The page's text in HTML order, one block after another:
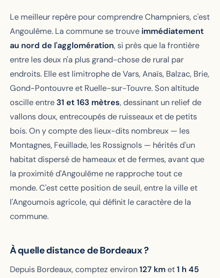
Le meilleur repère pour comprendre Champniers, c'est
Angoulême. La commune se trouve immédiatement
au nord de l'agglomération, si près que la frontière
entre les deux n'a plus grand-chose de rural par
endroits. Elle est limitrophe de Vars, Anaïs, Balzac, Brie,
Gond-Pontouvre et Ruelle-sur-Touvre. Son altitude
oscille entre 31 et 163 mètres, dessinant un relief de
vallons doux, entrecoupés de ruisseaux et de petits
bois. On y compte des lieux-dits nombreux — les
Montagnes, Feuillade, les Rossignols — hérités d'un
habitat dispersé de hameaux et de fermes, avant que
la proximité d'Angoulême ne rapproche tout ce
monde. C'est cette position de seuil, entre la ville et
l'Angoumois agricole, qui définit le caractère de la
commune.
À quelle distance de Bordeaux ?
Depuis Bordeaux, comptez environ127 kmet1 h 45